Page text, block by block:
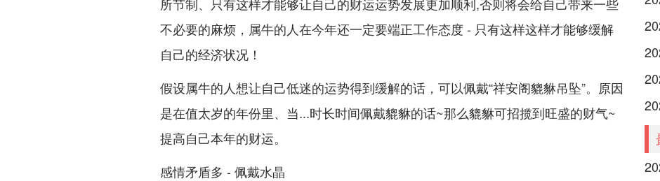
不必要的麻烦，属牛的人在今年还一定要端正工作态度 - 只有这样这样才能够缓解
自己的经济状况！
假设属牛的人想让自己低迷的运势得到缓解的话，可以佩戴“祥安阁貔貅吊坠”。原因
是在值太岁的年份里、当...时长时间佩戴貔貅的话~那么貔貅可招揽到旺盛的财气~
提高自己本年的财运。
感情矛盾多 - 佩戴水晶